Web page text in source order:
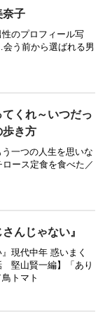
奈子
のプロフィール写
う前から選ばれる男
くれ～いつだっ
歩き方
一つの人生を思いな
ース定食を食べた／
んじゃない』
現代中年 惑いまく
堅山賢一編】「あり
トマト